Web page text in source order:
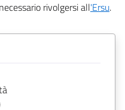
rivolgersi all'Ersu.